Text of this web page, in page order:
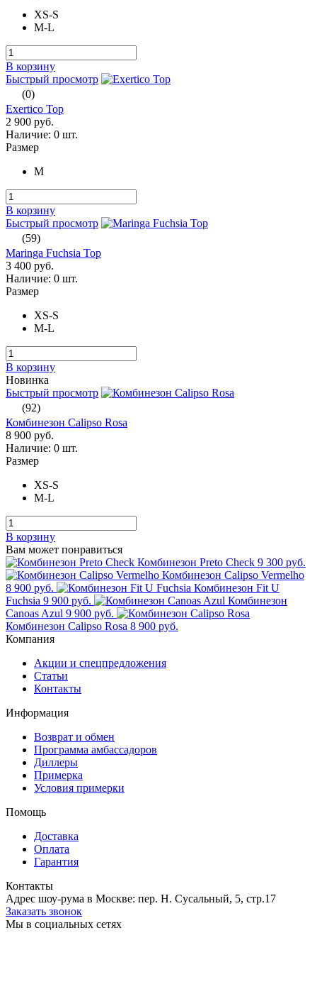
XS-S
M-L
В корзину
Быстрый просмотр
(0)
Exertico Top
2 900 руб.
Наличие: 0 шт.
Размер
M
В корзину
Быстрый просмотр
(59)
Maringa Fuchsia Top
3 400 руб.
Наличие: 0 шт.
Размер
XS-S
M-L
В корзину
Новинка
Быстрый просмотр
(92)
Комбинезон Calipso Rosa
8 900 руб.
Наличие: 0 шт.
Размер
XS-S
M-L
В корзину
Вам может понравиться
Комбинезон Preto Check 9 300 руб.
Комбинезон Calipso Vermelho
8 900 руб.
Комбинезон Fit U
Fuchsia 9 900 руб.
Комбинезон
Canoas Azul 9 900 руб.
Комбинезон Calipso Rosa 8 900 руб.
Компания
Акции и спецпредложения
Статьи
Контакты
Информация
Возврат и обмен
Программа амбассадоров
Диллеры
Примерка
Условия примерки
Помощь
Доставка
Оплата
Гарантия
Контакты
Адрес шоу-рума в Москве: пер. Н. Сусальный, 5, стр.17
Заказать звонок
Мы в социальных сетях